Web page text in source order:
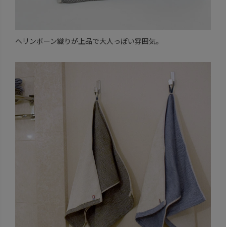
ヘリンボーン織りが上品で大人っぽい雰囲気。